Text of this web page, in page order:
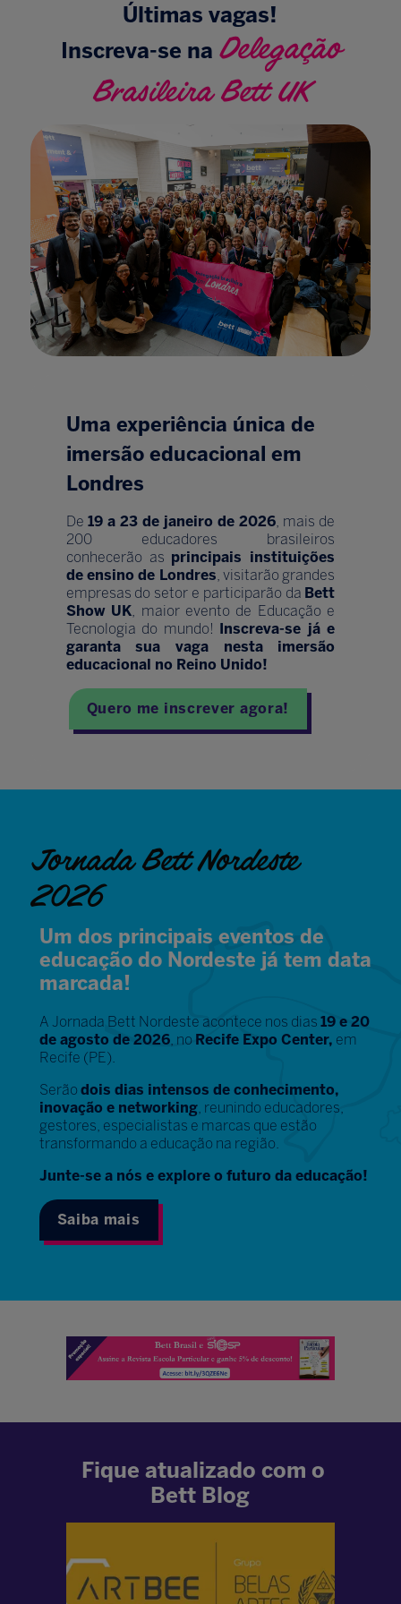
Últimas vagas!
Inscreva-se na Delegação
Brasileira Bett UK
Uma experiência única de
imersão educacional em
Londres
De 19 a 23 de janeiro de 2026, mais de
200 educadores brasileiros
conhecerão as principais instituições
de ensino de Londres, visitarão grandes
empresas do setor e participarão da Bett
Show UK, maior evento de Educação e
Tecnologia do mundo! Inscreva-se já e
garanta sua vaga nesta imersão
educacional no Reino Unido!
Quero me inscrever agora!
Jornada Bett Nordeste
2026
Um dos principais eventos de
educação do Nordeste já tem data
marcada!
A Jornada Bett Nordeste acontece nos dias 19 e 20
de agosto de 2026, no Recife Expo Center, em
Recife (PE).
Serão dois dias intensos de conhecimento,
inovação e networking, reunindo educadores,
gestores, especialistas e marcas que estão
transformando a educação na região.
Junte-se a nós e explore o futuro da educação!
Saiba mais
Fique atualizado com o
Bett Blog